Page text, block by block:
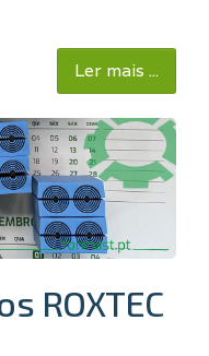
Ler mais ...
ROXTEC